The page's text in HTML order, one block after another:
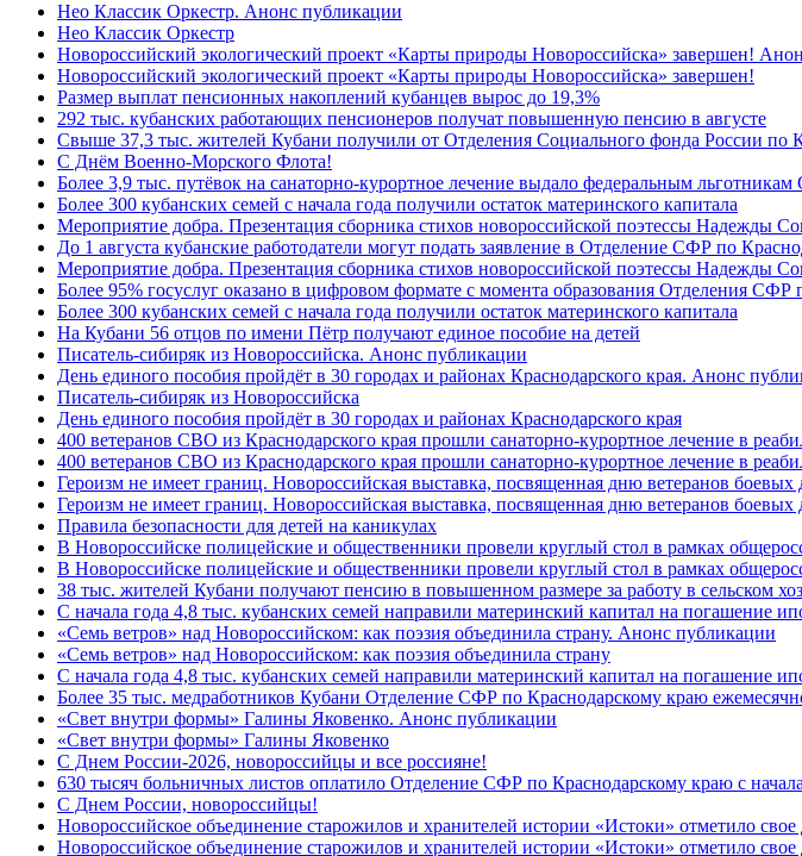
Нео Классик Оркестр. Анонс публикации
Нео Классик Оркестр
Новороссийский экологический проект «Карты природы Новороссийска» завершен!
Новороссийский экологический проект «Карты природы Новороссийска» завершен!
Размер выплат пенсионных накоплений кубанцев вырос до 19,3%
292 тыс. кубанских работающих пенсионеров получат повышенную пенсию в августе
Свыше 37,3 тыс. жителей Кубани получили от Отделения Социального фонда России по
C Днём Военно-Морского Флота!
Более 3,9 тыс. путёвок на санаторно-курортное лечение выдало федеральным
Более 300 кубанских семей с начала года получили остаток материнского капитала
Мероприятие добра. Презентация сборника стихов новороссийской поэтессы Надежды
До 1 августа кубанские работодатели могут подать заявление в Отделение СФР по
Мероприятие добра. Презентация сборника стихов новороссийской поэтессы Надежды
Более 95% госуслуг оказано в цифровом формате с момента образования Отделения СФР
Более 300 кубанских семей с начала года получили остаток материнского капитала
На Кубани 56 отцов по имени Пётр получают единое пособие на детей
Писатель-сибиряк из Новороссийска. Анонс публикации
День единого пособия пройдёт в 30 городах и районах Краснодарского края. Анонс
Писатель-сибиряк из Новороссийска
День единого пособия пройдёт в 30 городах и районах Краснодарского края
400 ветеранов СВО из Краснодарского края прошли санаторно-курортное лечение в
400 ветеранов СВО из Краснодарского края прошли санаторно-курортное лечение в
Героизм не имеет границ. Новороссийская выставка, посвященная дню ветеранов
Героизм не имеет границ. Новороссийская выставка, посвященная дню ветеранов боевых
Правила безопасности для детей на каникулах
В Новороссийске полицейские и общественники провели круглый стол в рамках
В Новороссийске полицейские и общественники провели круглый стол в рамках
38 тыс. жителей Кубани получают пенсию в повышенном размере за работу в сельском
С начала года 4,8 тыс. кубанских семей направили материнский капитал на погашение
«Семь ветров» над Новороссийском: как поэзия объединила страну. Анонс публикации
«Семь ветров» над Новороссийском: как поэзия объединила страну
С начала года 4,8 тыс. кубанских семей направили материнский капитал на погашение
Более 35 тыс. медработников Кубани Отделение СФР по Краснодарскому краю
«Свет внутри формы» Галины Яковенко. Анонс публикации
«Свет внутри формы» Галины Яковенко
C Днем России-2026, новороссийцы и все россияне!
630 тысяч больничных листов оплатило Отделение СФР по Краснодарскому краю с
C Днем России, новороссийцы!
Новороссийское объединение старожилов и хранителей истории «Истоки» отметило
Новороссийское объединение старожилов и хранителей истории «Истоки» отметило свое